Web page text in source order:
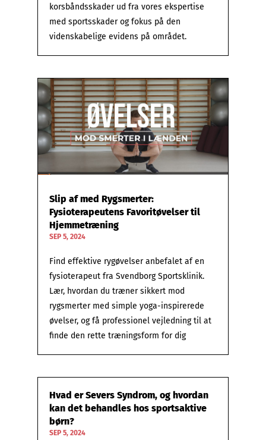
korsbåndsskader ud fra vores ekspertise
med sportsskader og fokus på den
videnskabelige evidens på området.
Slip af med Rygsmerter:
Fysioterapeutens Favoritøvelser til
Hjemmetræning
SEP 5, 2024
Find effektive rygøvelser anbefalet af en
fysioterapeut fra Svendborg Sportsklinik.
Lær, hvordan du træner sikkert mod
rygsmerter med simple yoga-inspirerede
øvelser, og få professionel vejledning til at
finde den rette træningsform for dig
Hvad er Severs Syndrom, og hvordan
kan det behandles hos sportsaktive
børn?
SEP 5, 2024